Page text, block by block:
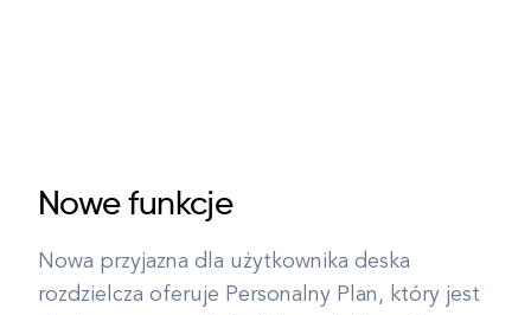
Nowe funkcje
Nowa przyjazna dla użytkownika deska
rozdzielcza oferuje Personalny Plan, który jest